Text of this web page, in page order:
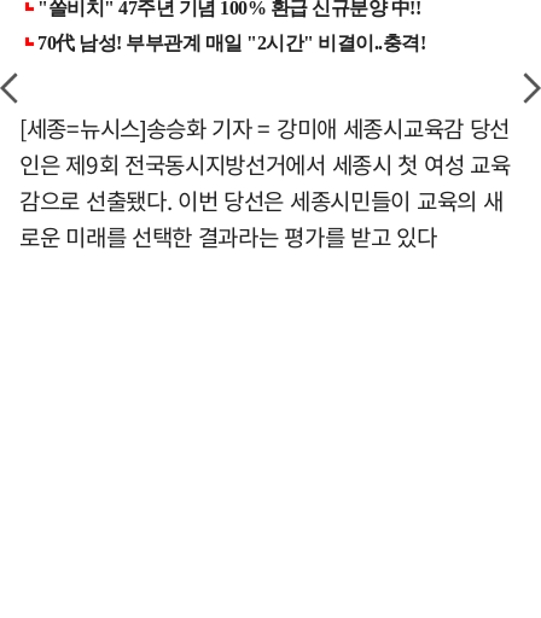
[세종=뉴시스]송승화 기자 = 강미애 세종시교육감 당선
인은 제9회 전국동시지방선거에서 세종시 첫 여성 교육
감으로 선출됐다. 이번 당선은 세종시민들이 교육의 새
로운 미래를 선택한 결과라는 평가를 받고 있다